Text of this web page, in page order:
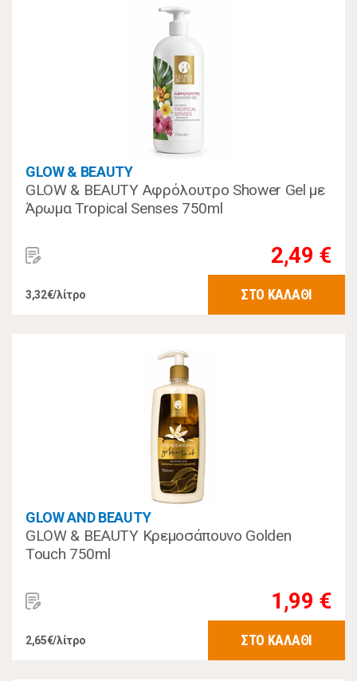
GLOW & BEAUTY
GLOW & BEAUTY Αφρόλουτρο Shower Gel με
Άρωμα Tropical Senses 750ml
2,49 €
3,32€/λίτρο ΣΤΟ ΚΑΛΑΘΙ
GLOW AND BEAUTY
GLOW & BEAUTY Κρεμοσάπουνο Golden
Touch 750ml
1,99 €
2,65€/λίτρο ΣΤΟ ΚΑΛΑΘΙ